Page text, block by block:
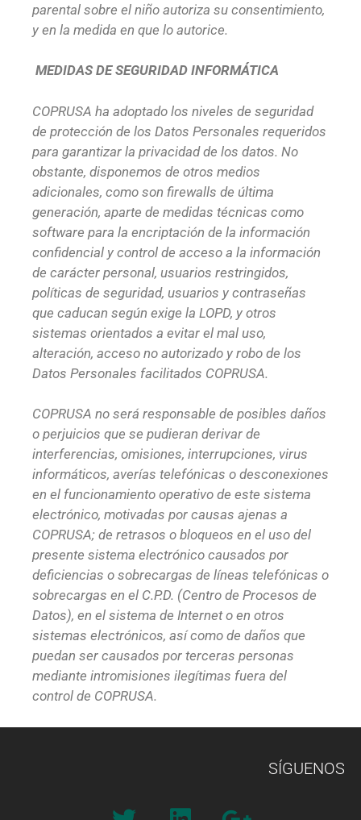
parental sobre el niño autoriza su consentimiento,
y en la medida en que lo autorice.
MEDIDAS DE SEGURIDAD INFORMÁTICA
COPRUSA ha adoptado los niveles de seguridad
de protección de los Datos Personales requeridos
para garantizar la privacidad de los datos. No
obstante, disponemos de otros medios
adicionales, como son firewalls de última
generación, aparte de medidas técnicas como
software para la encriptación de la información
confidencial y control de acceso a la información
de carácter personal, usuarios restringidos,
políticas de seguridad, usuarios y contraseñas
que caducan según exige la LOPD, y otros
sistemas orientados a evitar el mal uso,
alteración, acceso no autorizado y robo de los
Datos Personales facilitados COPRUSA.
COPRUSA no será responsable de posibles daños
o perjuicios que se pudieran derivar de
interferencias, omisiones, interrupciones, virus
informáticos, averías telefónicas o desconexiones
en el funcionamiento operativo de este sistema
electrónico, motivadas por causas ajenas a
COPRUSA; de retrasos o bloqueos en el uso del
presente sistema electrónico causados por
deficiencias o sobrecargas de líneas telefónicas o
sobrecargas en el C.P.D. (Centro de Procesos de
Datos), en el sistema de Internet o en otros
sistemas electrónicos, así como de daños que
puedan ser causados por terceras personas
mediante intromisiones ilegítimas fuera del
control de COPRUSA.
SÍGUENOS